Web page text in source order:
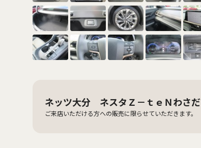
ネッツ大分 ネスタＺ－ｔｅＮわさだ
ご来店いただける方への販売に限らせていただきます。